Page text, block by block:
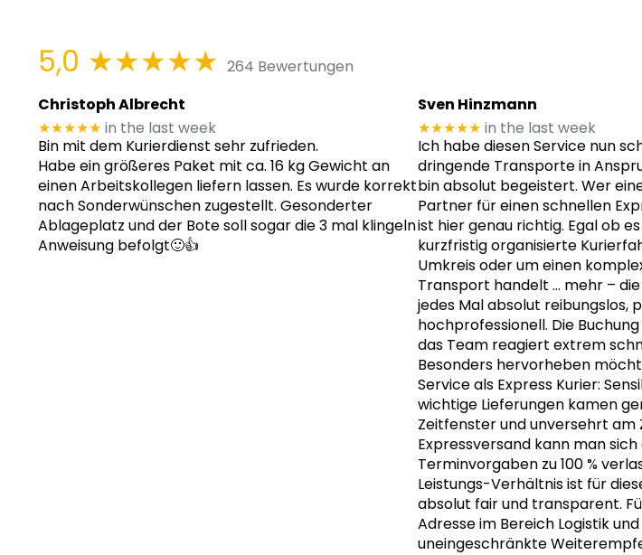
5,0 ★★★★★ 264 Bewertungen
Christoph Albrecht
★★★★★ in the last week
Bin mit dem Kurierdienst sehr zufrieden.
Habe ein größeres Paket mit ca. 16 kg Gewicht an
einen Arbeitskollegen liefern lassen. Es wurde korrekt
nach Sonderwünschen zugestellt. Gesonderter
Ablageplatz und der Bote soll sogar die 3 mal klingeln
Anweisung befolgt🙂👍
Sven Hinzmann
★★★★★ in the last week
Ich habe diesen Service nun
dringende Transporte in
bin absolut begeistert. Wer
Partner für einen schnellen
ist hier genau richtig. Egal ob
kurzfristig organisierte
Umkreis oder um einen
Transport handelt … mehr–
jedes Mal absolut reibungslos,
hochprofessionell. Die
das Team reagiert extrem
Besonders hervorheben
Service als Express Kurier:
wichtige Lieferungen kamen
Zeitfenster und unversehrt am
Expressversand kann man
Terminvorgaben zu 100 %
Leistungs-Verhältnis ist für
absolut fair und transparent.
Adresse im Bereich Logistik
uneingeschränkte